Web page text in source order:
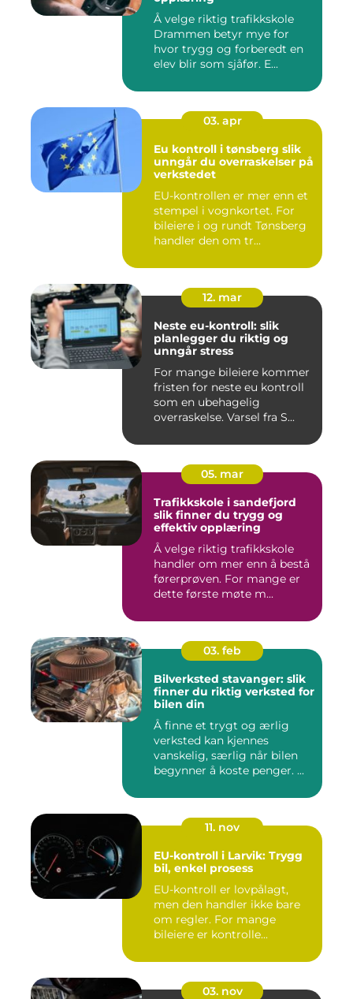
Å velge riktig trafikkskole
Drammen betyr mye for
hvor trygg og forberedt en
elev blir som sjåfør. E...
03. apr
Eu kontroll i tønsberg slik
unngår du overraskelser på
verkstedet
EU-kontrollen er mer enn et
stempel i vognkortet. For
bileiere i og rundt Tønsberg
handler den om tr...
12. mar
Neste eu-kontroll: slik
planlegger du riktig og
unngår stress
For mange bileiere kommer
fristen for neste eu kontroll
som en ubehagelig
overraskelse. Varsel fra S...
05. mar
Trafikkskole i sandefjord
slik finner du trygg og
effektiv opplæring
Å velge riktig trafikkskole
handler om mer enn å bestå
førerprøven. For mange er
dette første møte m...
03. feb
Bilverksted stavanger: slik
finner du riktig verksted for
bilen din
Å finne et trygt og ærlig
verksted kan kjennes
vanskelig, særlig når bilen
begynner å koste penger. ...
11. nov
EU-kontroll i Larvik: Trygg
bil, enkel prosess
EU-kontroll er lovpålagt,
men den handler ikke bare
om regler. For mange
bileiere er kontrolle...
03. nov